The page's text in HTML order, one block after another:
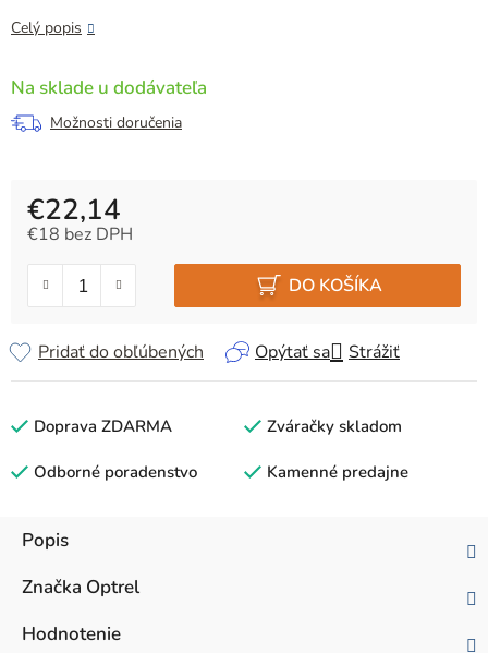
Celý popis
Na sklade u dodávateľa
Možnosti doručenia
€22,14
€18 bez DPH
DO KOŠÍKA
Opýtať sa Strážiť
Pridať do obľúbených
Doprava ZDARMA Zváračky skladom
Odborné poradenstvo Kamenné predajne
Popis
Značka Optrel
Hodnotenie